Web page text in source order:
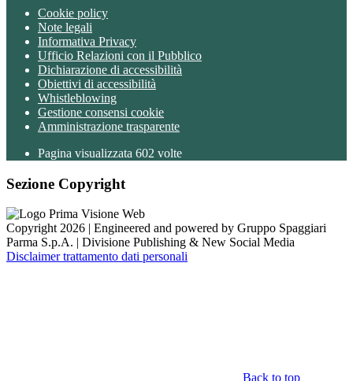
Cookie policy
Note legali
Informativa Privacy
Ufficio Relazioni con il Pubblico
Dichiarazione di accessibilità
Obiettivi di accessibilità
Whistleblowing
Gestione consensi cookie
Amministrazione trasparente
Pagina visualizzata 602 volte
Sezione Copyright
Copyright 2026 | Engineered and powered by Gruppo Spaggiari
Parma S.p.A. | Divisione Publishing & New Social Media
Disclaimer trattamento dati personali
Back to top